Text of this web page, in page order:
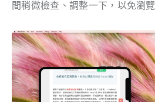
間稍微檢查、調整一下，以免瀏